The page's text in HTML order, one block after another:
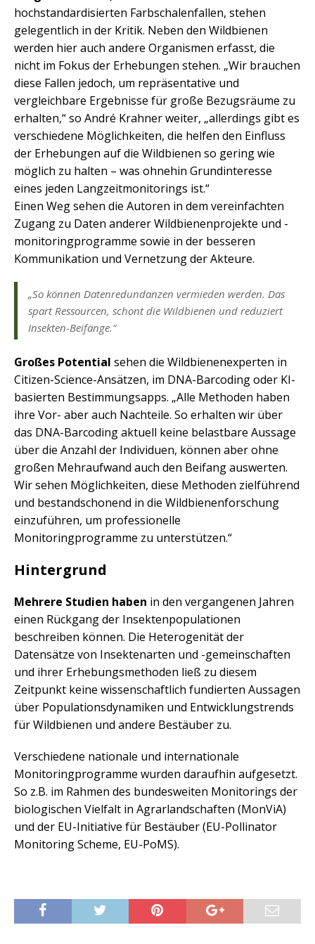
hochstandardisierten Farbschalenfallen, stehen
gelegentlich in der Kritik. Neben den Wildbienen
werden hier auch andere Organismen erfasst, die
nicht im Fokus der Erhebungen stehen. „Wir brauchen
diese Fallen jedoch, um repräsentative und
vergleichbare Ergebnisse für große Bezugsräume zu
erhalten,“ so André Krahner weiter, „allerdings gibt es
verschiedene Möglichkeiten, die helfen den Einfluss
der Erhebungen auf die Wildbienen so gering wie
möglich zu halten – was ohnehin Grundinteresse
eines jeden Langzeitmonitorings ist.“
Einen Weg sehen die Autoren in dem vereinfachten
Zugang zu Daten anderer Wildbienenprojekte und -
monitoringprogramme sowie in der besseren
Kommunikation und Vernetzung der Akteure.
„So können Datenredundanzen vermieden werden. Das
spart Ressourcen, schont die Wildbienen und reduziert
Insekten-Beifänge.“
Großes Potential sehen die Wildbienenexperten in
Citizen-Science-Ansätzen, im DNA-Barcoding oder KI-
basierten Bestimmungsapps. „Alle Methoden haben
ihre Vor- aber auch Nachteile. So erhalten wir über
das DNA-Barcoding aktuell keine belastbare Aussage
über die Anzahl der Individuen, können aber ohne
großen Mehraufwand auch den Beifang auswerten.
Wir sehen Möglichkeiten, diese Methoden zielführend
und bestandschonend in die Wildbienenforschung
einzuführen, um professionelle
Monitoringprogramme zu unterstützen.“
Hintergrund
Mehrere Studien haben in den vergangenen Jahren
einen Rückgang der Insektenpopulationen
beschreiben können. Die Heterogenität der
Datensätze von Insektenarten und -gemeinschaften
und ihrer Erhebungsmethoden ließ zu diesem
Zeitpunkt keine wissenschaftlich fundierten Aussagen
über Populationsdynamiken und Entwicklungstrends
für Wildbienen und andere Bestäuber zu.
Verschiedene nationale und internationale
Monitoringprogramme wurden daraufhin aufgesetzt.
So z.B. im Rahmen des bundesweiten Monitorings der
biologischen Vielfalt in Agrarlandschaften (MonViA)
und der EU-Initiative für Bestäuber (EU-Pollinator
Monitoring Scheme, EU-PoMS).